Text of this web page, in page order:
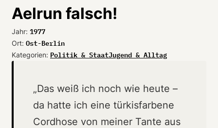
Aelrun falsch!
Jahr: 1977
Ort: Ost-Berlin
Kategorien: Politik & StaatJugend & Alltag
„Das weiß ich noch wie heute –
da hatte ich eine türkisfarbene
Cordhose von meiner Tante aus